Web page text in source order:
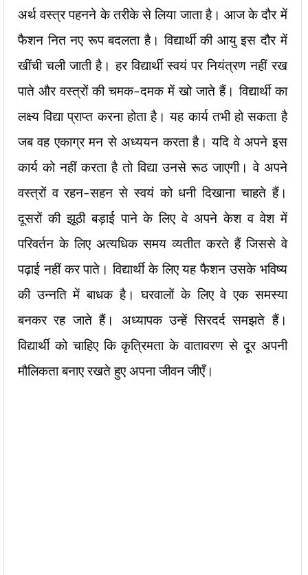
अर्थ वस्त्र पहनने के तरीके से लिया जाता है। आज के दौर में
फैशन नित नए रूप बदलता है। विद्यार्थी की आयु इस दौर में
खींची चली जाती है। हर विद्यार्थी स्वयं पर नियंत्रण नहीं रख
पाते और वस्त्रों की चमक-दमक में खो जाते हैं। विद्यार्थी का
लक्ष्य विद्या प्राप्त करना होता है। यह कार्य तभी हो सकता है
जब वह एकाग्र मन से अध्ययन करता है। यदि वे अपने इस
कार्य को नहीं करता है तो विद्या उनसे रूठ जाएगी। वे अपने
वस्त्रों व रहन-सहन से स्वयं को धनी दिखाना चाहते हैं।
दूसरों की झूठी बड़ाई पाने के लिए वे अपने केश व वेश में
परिवर्तन के लिए अत्यधिक समय व्यतीत करते हैं जिससे वे
पढ़ाई नहीं कर पाते। विद्यार्थी के लिए यह फैशन उसके भविष्य
की उन्नति में बाधक है। घरवालों के लिए वे एक समस्या
बनकर रह जाते हैं। अध्यापक उन्हें सिरदर्द समझते हैं।
विद्यार्थी को चाहिए कि कृत्रिमता के वातावरण से दूर अपनी
मौलिकता बनाए रखते हुए अपना जीवन जीएँ।